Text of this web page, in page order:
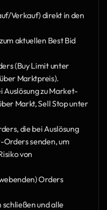
Verkauf) direkt in den
aktuellen Best Bid
(Buy Limit unter
Marktpreis).
Auslösung zu Market-
Markt, Sell Stop unter
die bei Auslösung
senden, um
von
Orders
und alle